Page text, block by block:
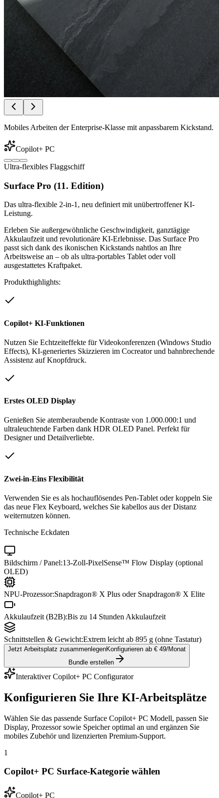
Mobiles Arbeiten der Enterprise-Klasse mit anpassbarem Kickstand.
Copilot+ PC
Ultra-flexibles Flaggschiff
Surface Pro (11. Edition)
Das ultra-flexible 2-in-1, neu definiert mit unübertroffener KI-
Leistung.
Erleben Sie außergewöhnliche Geschwindigkeit, ganztägige
Akkulaufzeit und revolutionäre KI-Erlebnisse. Das Surface Pro
passt sich dank des ikonischen Kickstands nahtlos an Ihre
Arbeitsweise an – ob als ultra-portables Tablet oder voll
ausgestattetes Kraftpaket.
Produkthighlights:
Copilot+ KI-Funktionen
Nutzen Sie Echtzeiteffekte für Videokonferenzen (Windows Studio
Effects), KI-generiertes Skizzieren im Cocreator und bahnbrechende
Assistenz auf Knopfdruck.
Erstes OLED Display
Genießen Sie atemberaubende Kontraste von 1.000.000:1 und
ultraleuchtende Farben dank HDR OLED Panel. Perfekt für
Designer und Detailverliebte.
Zwei-in-Eins Flexibilität
Verwenden Sie es als hochauflösendes Pen-Tablet oder koppeln Sie
das neue Flex Keyboard, welches Sie kabellos aus der Distanz
weiternutzen können.
Technische Eckdaten
Bildschirm / Panel:13-Zoll-PixelSense™ Flow Display (optional
OLED)
NPU-Prozessor:Snapdragon® X Plus oder Snapdragon® X Elite
Akkulaufzeit (B2B):Bis zu 14 Stunden Akkulaufzeit
Schnittstellen & Gewicht:Extrem leicht ab 895 g (ohne Tastatur)
Jetzt Arbeitsplatz zusammenlegenKonfigurieren ab € 49/Monat
Bundle erstellen
Interaktiver Copilot+ PC Configurator
Konfigurieren Sie Ihre KI-Arbeitsplätze
Wählen Sie das passende Surface Copilot+ PC Modell, passen Sie
Display, Prozessor sowie Speicher optimal an und ergänzen Sie
mobiles Zubehör und lizenzierten Premium-Support.
1
Copilot+ PC Surface-Kategorie wählen
Copilot+ PC